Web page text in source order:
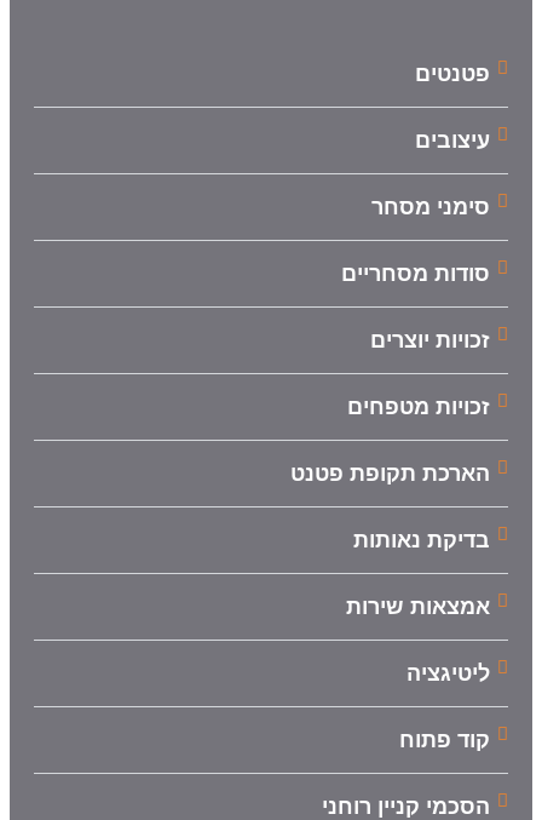
פטנטים
עיצובים
סימני מסחר
סודות מסחריים
זכויות יוצרים
זכויות מטפחים
הארכת תקופת פטנט
בדיקת נאותות
אמצאות שירות
ליטיגציה
קוד פתוח
הסכמי קניין רוחני